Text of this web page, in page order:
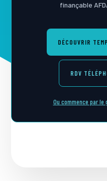
finançable
DÉCOUVRIR
RDV
Ou commence par le